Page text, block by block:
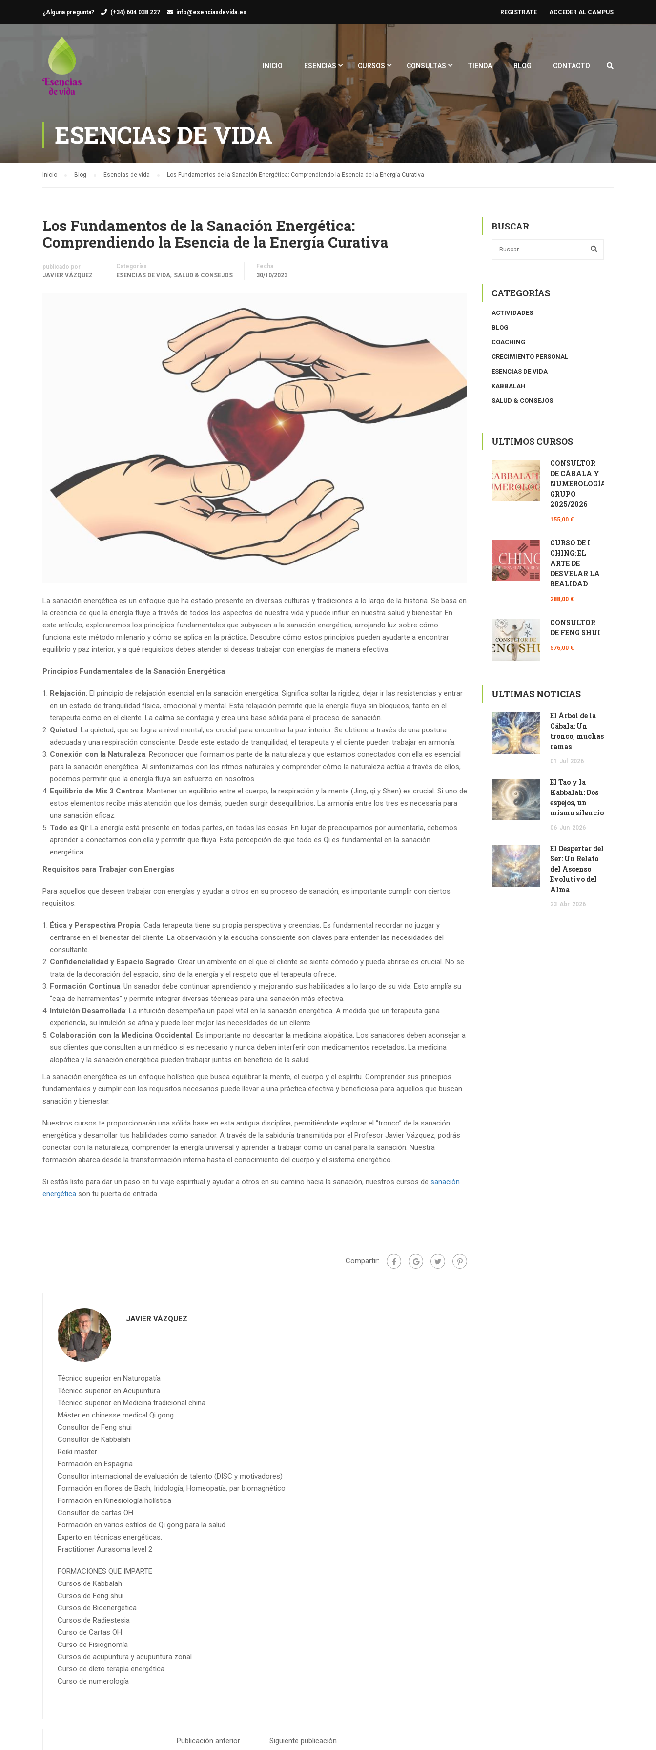
¿Alguna pregunta? (+34) 604 038 227 info@esenciasdevida.es REGISTRATE ACCEDER AL CAMPUS
INICIO ESENCIAS CURSOS CONSULTAS TIENDA BLOG CONTACTO
ESENCIAS DE VIDA
Inicio Blog Esencias de vida Los Fundamentos de la Sanación Energética: Comprendiendo la Esencia de la Energía Curativa
Los Fundamentos de la Sanación Energética:
Comprendiendo la Esencia de la Energía Curativa
publicado por
JAVIER VÁZQUEZ
Categorías
ESENCIAS DE VIDA, SALUD & CONSEJOS
Fecha
30/10/2023
La sanación energética es un enfoque que ha estado presente en diversas culturas y tradiciones a lo largo de la historia. Se basa en
la creencia de que la energía fluye a través de todos los aspectos de nuestra vida y puede influir en nuestra salud y bienestar. En
este artículo, exploraremos los principios fundamentales que subyacen a la sanación energética, arrojando luz sobre cómo
funciona este método milenario y cómo se aplica en la práctica. Descubre cómo estos principios pueden ayudarte a encontrar
equilibrio y paz interior, y a qué requisitos debes atender si deseas trabajar con energías de manera efectiva.
Principios Fundamentales de la Sanación Energética
Relajación: El principio de relajación esencial en la sanación energética. Significa soltar la rigidez, dejar ir las resistencias y entrar
en un estado de tranquilidad física, emocional y mental. Esta relajación permite que la energía fluya sin bloqueos, tanto en el
terapeuta como en el cliente. La calma se contagia y crea una base sólida para el proceso de sanación.
Quietud: La quietud, que se logra a nivel mental, es crucial para encontrar la paz interior. Se obtiene a través de una postura
adecuada y una respiración consciente. Desde este estado de tranquilidad, el terapeuta y el cliente pueden trabajar en armonía.
Conexión con la Naturaleza: Reconocer que formamos parte de la naturaleza y que estamos conectados con ella es esencial
para la sanación energética. Al sintonizarnos con los ritmos naturales y comprender cómo la naturaleza actúa a través de ellos,
podemos permitir que la energía fluya sin esfuerzo en nosotros.
Equilibrio de Mis 3 Centros: Mantener un equilibrio entre el cuerpo, la respiración y la mente (Jing, qi y Shen) es crucial. Si uno de
estos elementos recibe más atención que los demás, pueden surgir desequilibrios. La armonía entre los tres es necesaria para
una sanación eficaz.
Todo es Qi: La energía está presente en todas partes, en todas las cosas. En lugar de preocuparnos por aumentarla, debemos
aprender a conectarnos con ella y permitir que fluya. Esta percepción de que todo es Qi es fundamental en la sanación
energética.
Requisitos para Trabajar con Energías
Para aquellos que deseen trabajar con energías y ayudar a otros en su proceso de sanación, es importante cumplir con ciertos
requisitos:
Ética y Perspectiva Propia: Cada terapeuta tiene su propia perspectiva y creencias. Es fundamental recordar no juzgar y
centrarse en el bienestar del cliente. La observación y la escucha consciente son claves para entender las necesidades del
consultante.
Confidencialidad y Espacio Sagrado: Crear un ambiente en el que el cliente se sienta cómodo y pueda abrirse es crucial. No se
trata de la decoración del espacio, sino de la energía y el respeto que el terapeuta ofrece.
Formación Continua: Un sanador debe continuar aprendiendo y mejorando sus habilidades a lo largo de su vida. Esto amplía su
“caja de herramientas” y permite integrar diversas técnicas para una sanación más efectiva.
Intuición Desarrollada: La intuición desempeña un papel vital en la sanación energética. A medida que un terapeuta gana
experiencia, su intuición se afina y puede leer mejor las necesidades de un cliente.
Colaboración con la Medicina Occidental: Es importante no descartar la medicina alopática. Los sanadores deben aconsejar a
sus clientes que consulten a un médico si es necesario y nunca deben interferir con medicamentos recetados. La medicina
alopática y la sanación energética pueden trabajar juntas en beneficio de la salud.
La sanación energética es un enfoque holístico que busca equilibrar la mente, el cuerpo y el espíritu. Comprender sus principios
fundamentales y cumplir con los requisitos necesarios puede llevar a una práctica efectiva y beneficiosa para aquellos que buscan
sanación y bienestar.
Nuestros cursos te proporcionarán una sólida base en esta antigua disciplina, permitiéndote explorar el “tronco” de la sanación
energética y desarrollar tus habilidades como sanador. A través de la sabiduría transmitida por el Profesor Javier Vázquez, podrás
conectar con la naturaleza, comprender la energía universal y aprender a trabajar como un canal para la sanación. Nuestra
formación abarca desde la transformación interna hasta el conocimiento del cuerpo y el sistema energético.
Si estás listo para dar un paso en tu viaje espiritual y ayudar a otros en su camino hacia la sanación, nuestros cursos de sanación
energética son tu puerta de entrada.
Compartir:
JAVIER VÁZQUEZ
Técnico superior en Naturopatía
Técnico superior en Acupuntura
Técnico superior en Medicina tradicional china
Máster en chinesse medical Qi gong
Consultor de Feng shui
Consultor de Kabbalah
Reiki master
Formación en Espagiria
Consultor internacional de evaluación de talento (DISC y motivadores)
Formación en flores de Bach, Iridología, Homeopatía, par biomagnético
Formación en Kinesiología holística
Consultor de cartas OH
Formación en varios estilos de Qi gong para la salud.
Experto en técnicas energéticas.
Practitioner Aurasoma level 2
FORMACIONES QUE IMPARTE
Cursos de Kabbalah
Cursos de Feng shui
Cursos de Bioenergética
Cursos de Radiestesia
Curso de Cartas OH
Curso de Fisiognomía
Cursos de acupuntura y acupuntura zonal
Curso de dieto terapia energética
Curso de numerología
Publicación anterior Siguiente publicación
BUSCAR
CATEGORÍAS
ACTIVIDADES
BLOG
COACHING
CRECIMIENTO PERSONAL
ESENCIAS DE VIDA
KABBALAH
SALUD & CONSEJOS
ÚLTIMOS CURSOS
CONSULTOR
DE CÁBALA Y
NUMEROLOGÍA
GRUPO
2025/2026
155,00 €
CURSO DE I
CHING: EL
ARTE DE
DESVELAR LA
REALIDAD
288,00 €
CONSULTOR
DE FENG SHUI
576,00 €
ULTIMAS NOTICIAS
El Árbol de la
Cábala: Un
tronco, muchas
ramas
01 Jul 2026
El Tao y la
Kabbalah: Dos
espejos, un
mismo silencio
06 Jun 2026
El Despertar del
Ser: Un Relato
del Ascenso
Evolutivo del
Alma
23 Abr 2026